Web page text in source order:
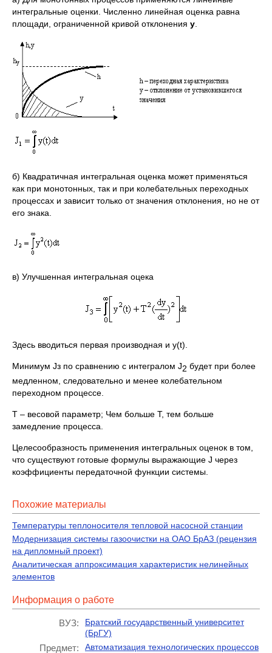
интегральные оценки. Численно линейная оценка равна
площади, ограниченной кривой отклонения y
б) Квадратичная интегральная оценка может применяться
как при монотонных, так и при колебательных переходных
процессах и зависит только от значения отклонения, но не от
его знака.
в) Улучшенная интегральная оцека
Здесь вводиться первая производная и y(t).
Минимум Jз по сравнению с интегралом J2 будет при более
медленном, следовательно и менее колебательном
переходном процессе.
Т – весовой параметр; Чем больше Т, тем больше
замедление процесса.
Целесообразность применения интегральных оценок в том,
что существуют готовые формулы выражающие J через
коэффициенты передаточной функции системы.
Похожие материалы
Температуры теплоносителя тепловой насосной станции
Модернизация системы газоочистки на ОАО БрАЗ (рецензия
на дипломный проект)
Аналитическая аппроксимация характеристик нелинейных
элементов
Информация о работе
ВУЗ:
Братский государственный университет
(БрГУ)
Предмет: Автоматизация технологических процессов